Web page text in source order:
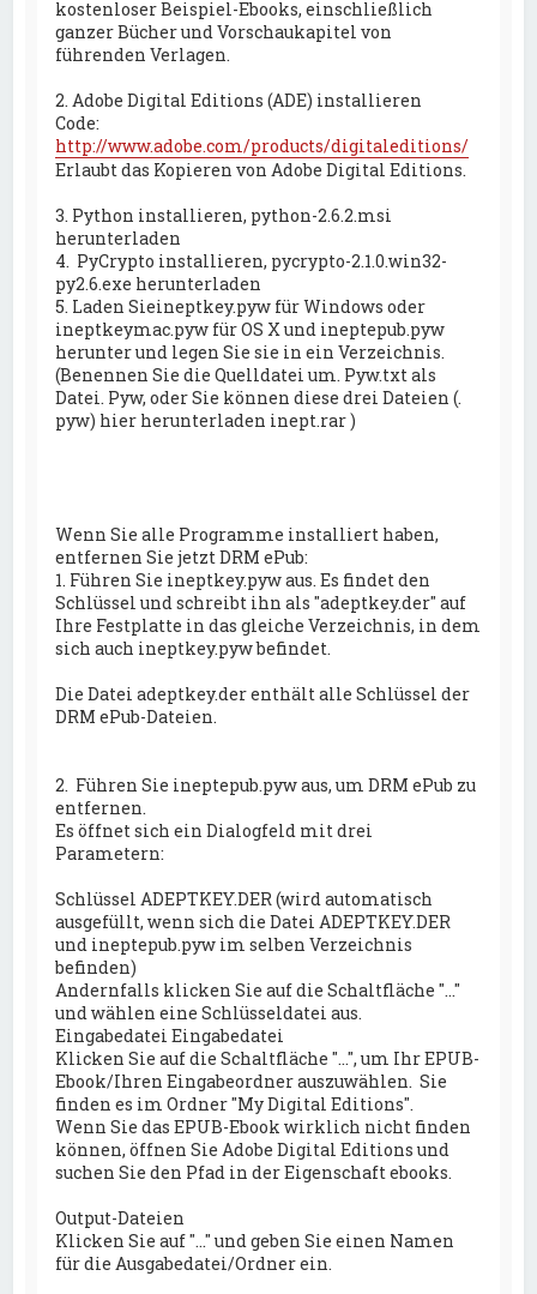
kostenloser Beispiel-Ebooks, einschließlich
ganzer Bücher und Vorschaukapitel von
führenden Verlagen.
2. Adobe Digital Editions (ADE) installieren
Code:
http://www.adobe.com/products/digitaleditions/
Erlaubt das Kopieren von Adobe Digital Editions.
3. Python installieren, python-2.6.2.msi
herunterladen
4. PyCrypto installieren, pycrypto-2.1.0.win32-
py2.6.exe herunterladen
5. Laden Sieineptkey.pyw für Windows oder
ineptkeymac.pyw für OS X und ineptepub.pyw
herunter und legen Sie sie in ein Verzeichnis.
(Benennen Sie die Quelldatei um. Pyw.txt als
Datei. Pyw, oder Sie können diese drei Dateien (.
pyw) hier herunterladen inept.rar )
Wenn Sie alle Programme installiert haben,
entfernen Sie jetzt DRM ePub:
1. Führen Sie ineptkey.pyw aus. Es findet den
Schlüssel und schreibt ihn als "adeptkey.der" auf
Ihre Festplatte in das gleiche Verzeichnis, in dem
sich auch ineptkey.pyw befindet.
Die Datei adeptkey.der enthält alle Schlüssel der
DRM ePub-Dateien.
2. Führen Sie ineptepub.pyw aus, um DRM ePub zu
entfernen.
Es öffnet sich ein Dialogfeld mit drei
Parametern:
Schlüssel ADEPTKEY.DER (wird automatisch
ausgefüllt, wenn sich die Datei ADEPTKEY.DER
und ineptepub.pyw im selben Verzeichnis
befinden)
Andernfalls klicken Sie auf die Schaltfläche "..."
und wählen eine Schlüsseldatei aus.
Eingabedatei Eingabedatei
Klicken Sie auf die Schaltfläche "...", um Ihr EPUB-
Ebook/Ihren Eingabeordner auszuwählen. Sie
finden es im Ordner "My Digital Editions".
Wenn Sie das EPUB-Ebook wirklich nicht finden
können, öffnen Sie Adobe Digital Editions und
suchen Sie den Pfad in der Eigenschaft ebooks.
Output-Dateien
Klicken Sie auf "..." und geben Sie einen Namen
für die Ausgabedatei/Ordner ein.